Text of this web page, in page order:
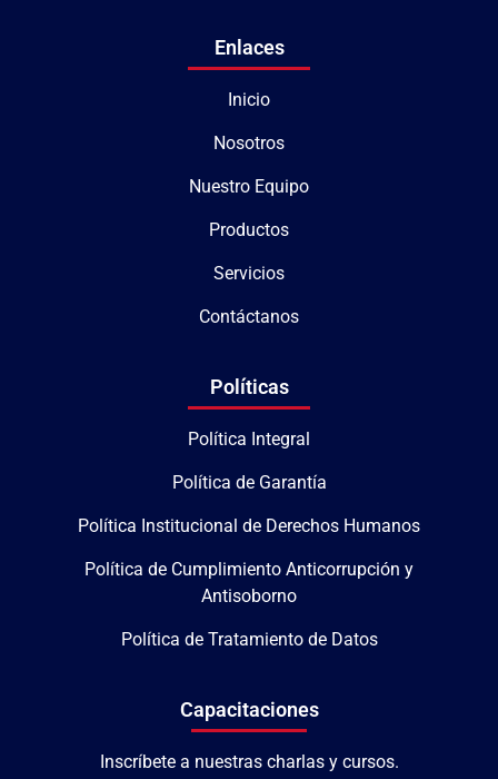
Enlaces
Inicio
Nosotros
Nuestro Equipo
Productos
Servicios
Contáctanos
Políticas
Política Integral
Política de Garantía
Política Institucional de Derechos Humanos
Política de Cumplimiento Anticorrupción y
Antisoborno
Política de Tratamiento de Datos
Capacitaciones
Inscríbete a nuestras charlas y cursos.